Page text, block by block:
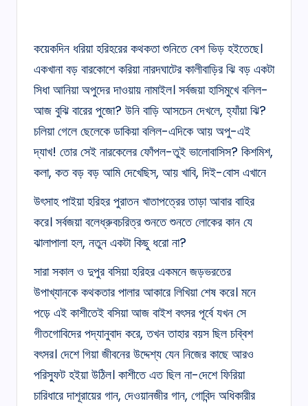
কয়েকদিন ধরিয়া হরিহরের কথকতা শুনিতে বেশ ভিড় হইতেছে।
একখানা বড় বারকোশে করিয়া নারদঘাটের কালীবাড়ির ঝি বড় একটা
সিধা আনিয়া অপুদের দাওয়ায় নামাইল। সর্বজয়া হাসিমুখে বলিল-
আজ বুঝি বারের পুজো? উনি বাড়ি আসচেন দেখলে, হ্যাঁয়া ঝি?
চলিয়া গেলে ছেলেকে ডাকিয়া বলিল-এদিকে আয় অপু-এই
দ্যাখ! তোর সেই নারকেলের ফোঁপল-তুই ভালোবাসিস? কিশমিশ,
কলা, কত বড় বড় আমি দেখেছিস, আয় খাবি, দিই-বোস এখানে
উৎসাহ পাইয়া হরিহর পুরাতন খাতাপত্রের তাড়া আবার বাহির
করে। সর্বজয়া বলেধ্রুবচরিত্র শুনতে শুনতে লোকের কান যে
ঝালাপালা হল, নতুন একটা কিছু ধরো না?
সারা সকাল ও দুপুর বসিয়া হরিহর একমনে জড়ভরতের
উপাখ্যানকে কথকতার পালার আকারে লিখিয়া শেষ করে। মনে
পড়ে এই কাশীতেই বসিয়া আজ বাইশ বৎসর পূর্বে যখন সে
গীতগোবিদের পদ্যানুবাদ করে, তখন তাহার বয়স ছিল চব্বিশ
বৎসর। দেশে গিয়া জীবনের উদ্দেশ্য যেন নিজের কাছে আরও
পরিস্ফুট হইয়া উঠিল। কাশীতে এত ছিল না-দেশে ফিরিয়া
চারিধারে দাশূরায়ের গান, দেওয়ানজীর গান, গোবিন্দ অধিকারীর